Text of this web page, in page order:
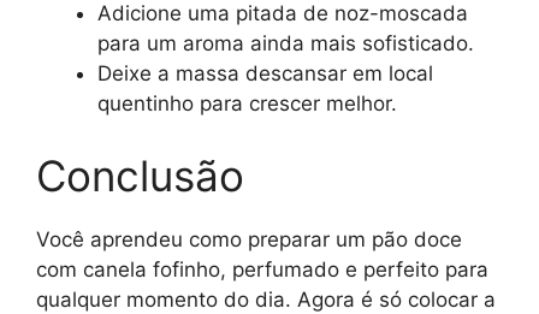
Adicione uma pitada de noz-moscada
para um aroma ainda mais sofisticado.
Deixe a massa descansar em local
quentinho para crescer melhor.
Conclusão
Você aprendeu como preparar um pão doce
com canela fofinho, perfumado e perfeito para
qualquer momento do dia. Agora é só colocar a